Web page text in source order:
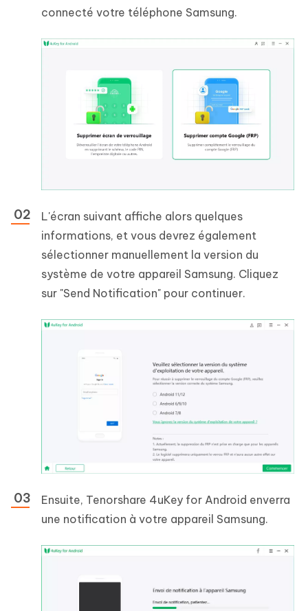
connecté votre téléphone Samsung.
L'écran suivant affiche alors quelques
informations, et vous devrez également
sélectionner manuellement la version du
système de votre appareil Samsung. Cliquez
sur "Send Notification" pour continuer.
Ensuite, Tenorshare 4uKey for Android enverra
une notification à votre appareil Samsung.